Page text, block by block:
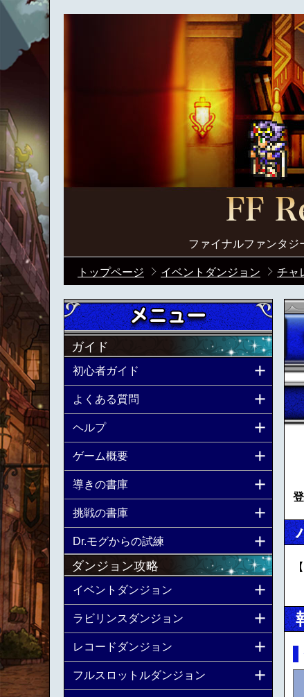
ファイナルファンタ
トップページ イベントダンジョン チャ
ガイド
初心者ガイド
よくある質問
ヘルプ
ゲーム概要
導きの書庫
挑戦の書庫
Dr.モグからの試練
ダンジョン攻略
イベントダンジョン
ラビリンスダンジョン
レコードダンジョン
フルスロットルダンジョン